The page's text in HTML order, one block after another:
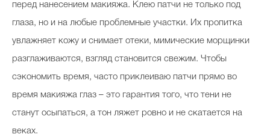
перед нанесением макияжа. Клею патчи не только под
глаза, но и на любые проблемные участки. Их пропитка
увлажняет кожу и снимает отеки, мимические морщинки
разглаживаются, взгляд становится свежим. Чтобы
сэкономить время, часто приклеиваю патчи прямо во
время макияжа глаз – это гарантия того, что тени не
станут осыпаться, а тон ляжет ровно и не скатается на
веках.